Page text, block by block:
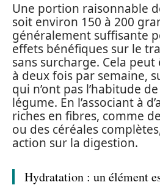
Une portion raisonnable
soit environ 150 à 200
généralement suffisante
effets bénéfiques sur le
sans surcharge. Cela
à deux fois par semaine,
qui n’ont pas l’habitude
légume. En l’associant à
riches en fibres, comme
ou des céréales
action sur la digestion.
Hydratation : un élément